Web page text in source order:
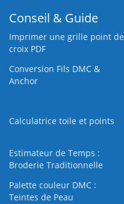
Conseil & Guide
Imprimer une grille point de
croix PDF
Conversion Fils DMC &
Anchor
Calculatrice toile et points
Estimateur de Temps :
Broderie Traditionnelle
Palette couleur DMC :
Teintes de Peau